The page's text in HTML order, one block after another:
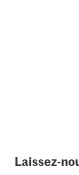
Laissez-